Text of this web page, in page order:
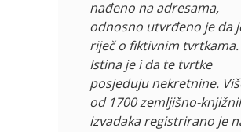
nađeno na adresama,
odnosno utvrđeno je da
riječ o fiktivnim tvrtkama.
Istina je i da te tvrtke
posjeduju nekretnine.
od 1700 zemljišno-
izvadaka registrirano je